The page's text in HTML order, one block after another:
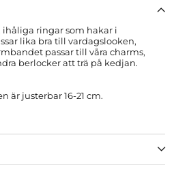
ringar som hakar i
lika bra till vardagslooken,
passar till våra charms,
berlocker att trä på kedjan.
är justerbar 16-21 cm.